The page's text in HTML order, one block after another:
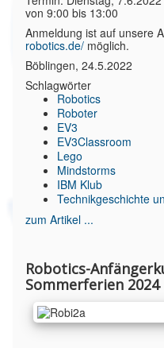
von 9:00 bis 13:00
Anmeldung ist auf unsere
robotics.de/ möglich.
Böblingen, 24.5.2022
Schlagwörter
Robotics
Roboter
EV3
EV3Classroom
Lego
Mindstorms
IBM Klub
Technikgeschichte
zum Artikel ...
Robotics-
Sommerferien 2024